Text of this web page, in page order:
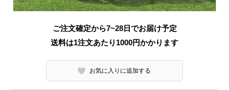
ご注文確定から7~28日でお届け予定
送料は1注文あたり 1000円かかります
お気に入りに追加する